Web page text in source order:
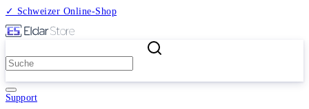
✓ Schweizer Online-Shop
Support